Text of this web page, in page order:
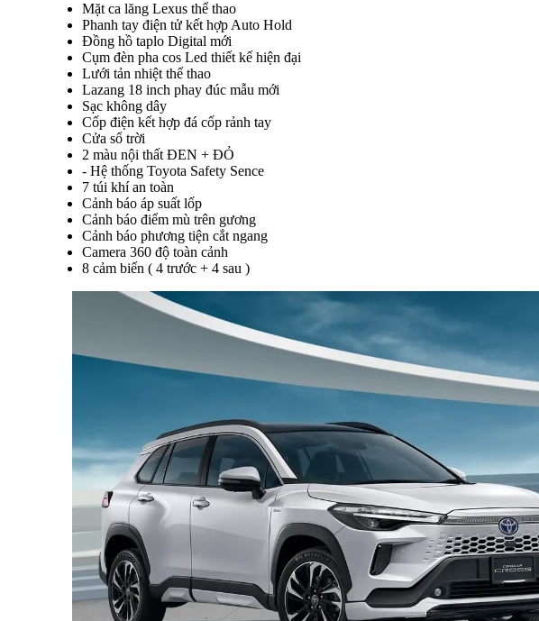
Mặt ca lăng Lexus thể thao
Phanh tay điện tử kết hợp Auto Hold
Đồng hồ taplo Digital mới
Cụm đèn pha cos Led thiết kế hiện đại
Lưới tản nhiệt thể thao
Lazang 18 inch phay đúc mẫu mới
Sạc không dây
Cốp điện kết hợp đá cốp rảnh tay
Cửa sổ trời
2 màu nội thất ĐEN + ĐỎ
- Hệ thống Toyota Safety Sence
7 túi khí an toàn
Cảnh báo áp suất lốp
Cảnh báo điểm mù trên gương
Cảnh báo phương tiện cắt ngang
Camera 360 độ toàn cảnh
8 cảm biến ( 4 trước + 4 sau )